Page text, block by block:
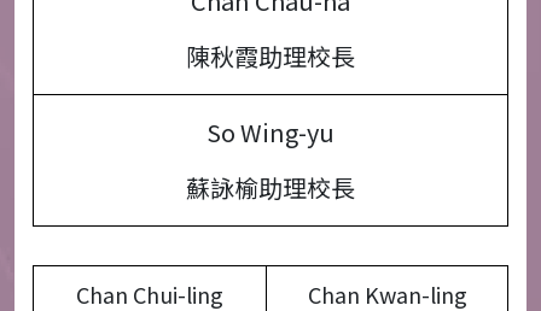
陳秋霞助理校長
So Wing-yu
蘇詠榆助理校長
Chan Chui-ling
Chan Kwan-ling